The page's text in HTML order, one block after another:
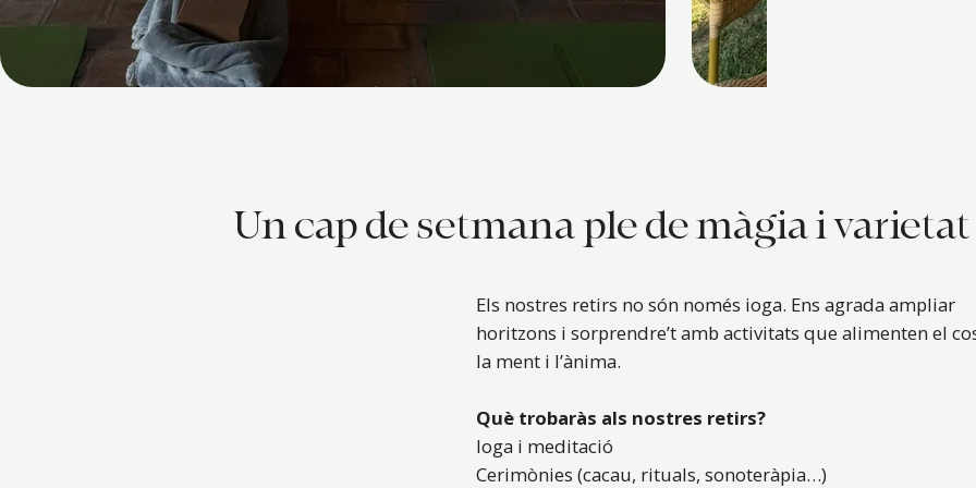
Un cap de setmana ple de màgia i varietat
Els nostres retirs no són només ioga. Ens agrada ampliar
horitzons i sorprendre’t amb activitats que alimenten el
la ment i l’ànima.
Què trobaràs als nostres retirs?
Ioga i meditació
Cerimònies (cacau, rituals, sonoteràpia…)